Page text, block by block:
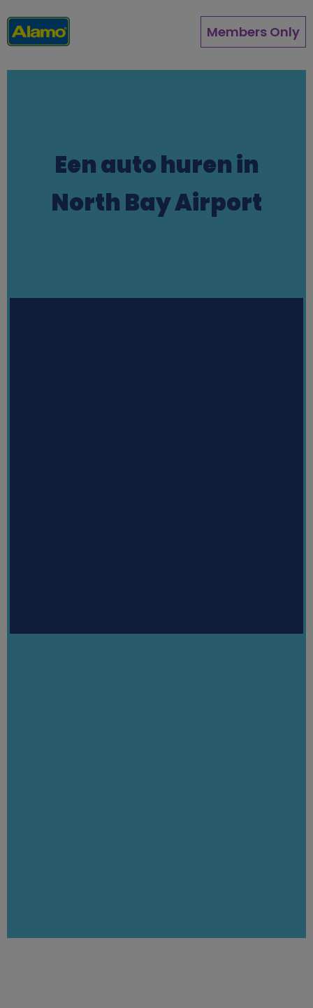
al
contenido
Members Only
Een auto huren in
North Bay Airport